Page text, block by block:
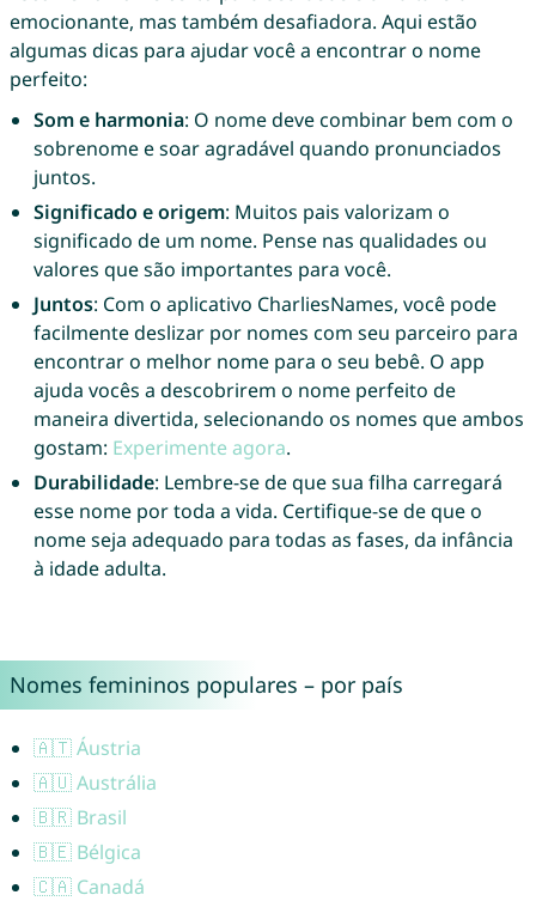
emocionante, mas também desafiadora. Aqui estão
algumas dicas para ajudar você a encontrar o nome
perfeito:
Som e harmonia: O nome deve combinar bem com o
sobrenome e soar agradável quando pronunciados
juntos.
Significado e origem: Muitos pais valorizam o
significado de um nome. Pense nas qualidades ou
valores que são importantes para você.
Juntos: Com o aplicativo CharliesNames, você pode
facilmente deslizar por nomes com seu parceiro para
encontrar o melhor nome para o seu bebê. O app
ajuda vocês a descobrirem o nome perfeito de
maneira divertida, selecionando os nomes que ambos
gostam: Experimente agora.
Durabilidade: Lembre-se de que sua filha carregará
esse nome por toda a vida. Certifique-se de que o
nome seja adequado para todas as fases, da infância
à idade adulta.
Nomes femininos populares – por país
🇦🇹 Áustria
🇦🇺 Austrália
🇧🇷 Brasil
🇧🇪 Bélgica
🇨🇦 Canadá